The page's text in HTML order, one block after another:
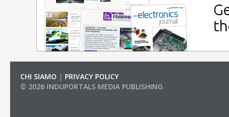
CHI SIAMO | PRIVACY POLICY
© 2026 INDUPORTALS MEDIA PUBLISHING